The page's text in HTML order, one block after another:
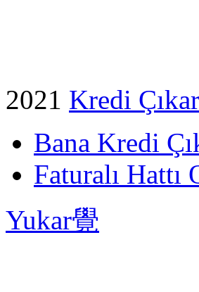
2021 Kredi
Bana Kredi
Faturalı Hattı
Yukar覺